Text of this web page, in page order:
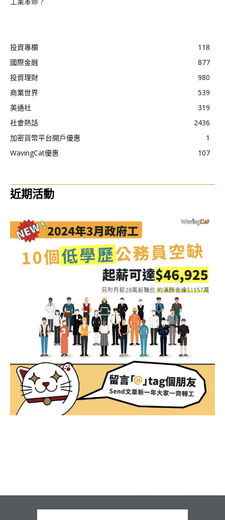
工業革命？
投資專欄
118
國際金融
877
投資理財
980
商業世界
539
美通社
319
社會熱話
2436
加密貨幣平台開戶優惠
1
WavingCat優惠
107
近期活動